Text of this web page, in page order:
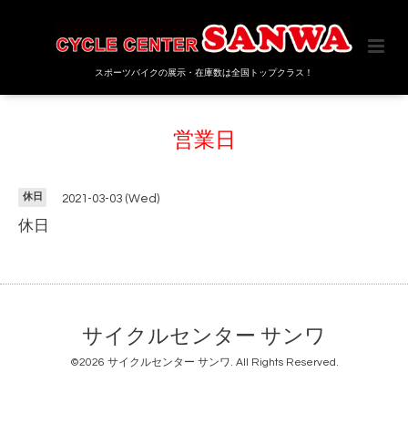
スポーツバイクの展示・在庫数は全国トップクラス！
営業日
休日 2021-03-03 (Wed)
休日
サイクルセンター サンワ
©2026 サイクルセンター サンワ. All Rights Reserved.